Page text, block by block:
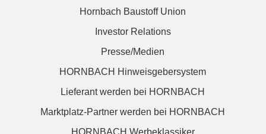
Hornbach Baustoff Union
Investor Relations
Presse/Medien
HORNBACH Hinweisgebersystem
Lieferant werden bei HORNBACH
Marktplatz-Partner werden bei HORNBACH
HORNBACH Werbeklassiker